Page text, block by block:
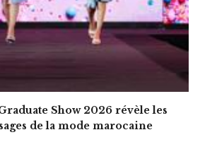
Show 2026 révèle les
de la mode marocaine